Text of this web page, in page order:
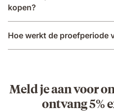
kopen?
Hoe werkt de proefperiode
Meld je aan voor
ontvang 5%